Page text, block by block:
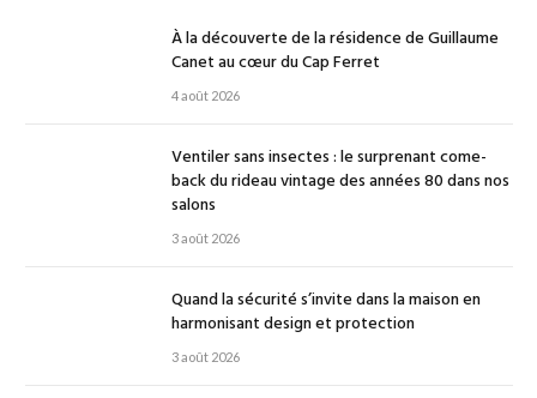
À la découverte de la résidence de Guillaume
Canet au cœur du Cap Ferret
4 août 2026
Ventiler sans insectes : le surprenant come-
back du rideau vintage des années 80 dans nos
salons
3 août 2026
Quand la sécurité s’invite dans la maison en
harmonisant design et protection
3 août 2026